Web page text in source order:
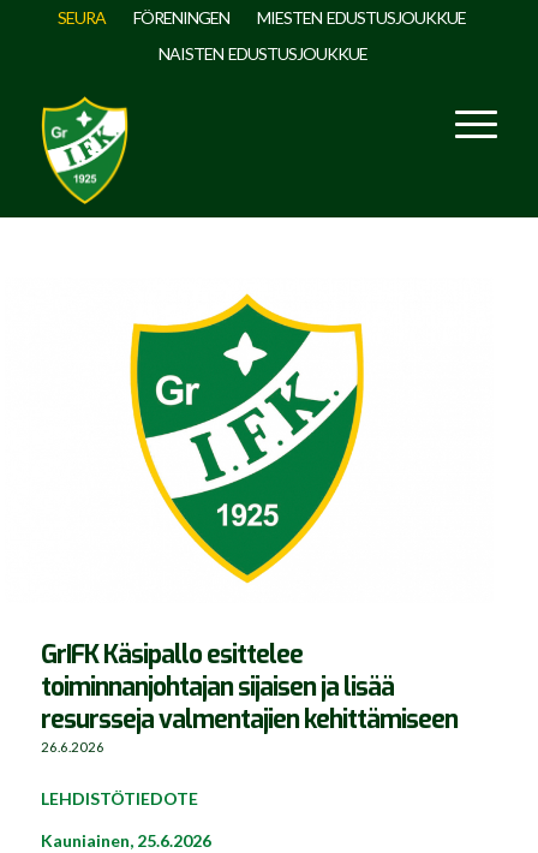
SEURA FÖRENINGEN
MIESTEN EDUSTUSJOUKKUE
NAISTEN EDUSTUSJOUKKUE
GrIFK Käsipallo esittelee
toiminnanjohtajan sijaisen ja lisää
resursseja valmentajien kehittämiseen
26.6.2026
LEHDISTÖTIEDOTE
Kauniainen, 25.6.2026